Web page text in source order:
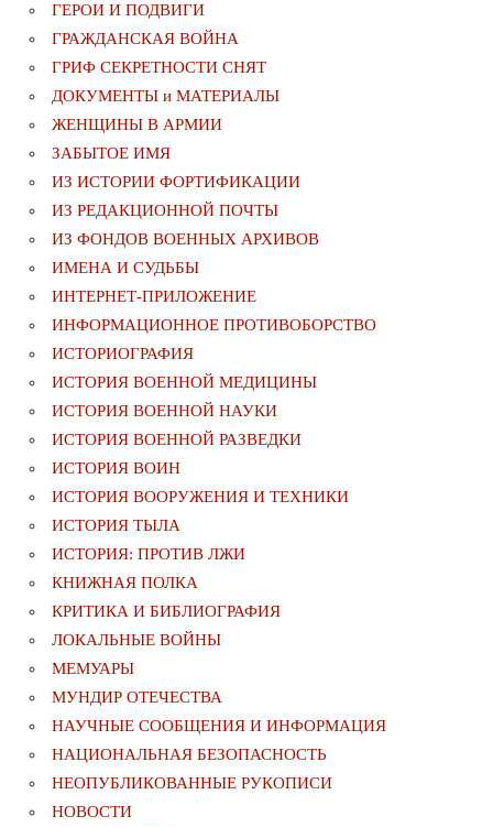
ГЕРОИ И ПОДВИГИ
ГРАЖДАНСКАЯ ВОЙНА
ГРИФ СЕКРЕТНОСТИ СНЯТ
ДОКУМЕНТЫ и МАТЕРИАЛЫ
ЖЕНЩИНЫ В АРМИИ
ЗАБЫТОЕ ИМЯ
ИЗ ИСТОРИИ ФОРТИФИКАЦИИ
ИЗ РЕДАКЦИОННОЙ ПОЧТЫ
ИЗ ФОНДОВ ВОЕННЫХ АРХИВОВ
ИМЕНА И СУДЬБЫ
ИНТЕРНЕТ-ПРИЛОЖЕНИЕ
ИНФОРМАЦИОННОЕ ПРОТИВОБОРСТВО
ИСТОРИОГРАФИЯ
ИСТОРИЯ ВОЕННОЙ МЕДИЦИНЫ
ИСТОРИЯ ВОЕННОЙ НАУКИ
ИСТОРИЯ ВОЕННОЙ РАЗВЕДКИ
ИСТОРИЯ ВОИН
ИСТОРИЯ ВООРУЖЕНИЯ И ТЕХНИКИ
ИСТОРИЯ ТЫЛА
ИСТОРИЯ: ПРОТИВ ЛЖИ
КНИЖНАЯ ПОЛКА
КРИТИКА И БИБЛИОГРАФИЯ
ЛОКАЛЬНЫЕ ВОЙНЫ
МЕМУАРЫ
МУНДИР ОТЕЧЕСТВА
НАУЧНЫЕ СООБЩЕНИЯ И ИНФОРМАЦИЯ
НАЦИОНАЛЬНАЯ БЕЗОПАСНОСТЬ
НЕОПУБЛИКОВАННЫЕ РУКОПИСИ
НОВОСТИ